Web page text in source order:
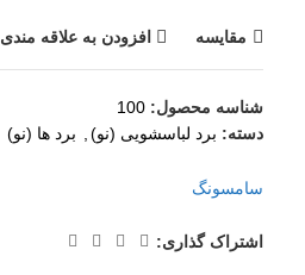
مقايسه افزودن به علاقه مندی
شناسه محصول: 100
دسته: برد لباسشویی (نو) برد ها (نو)
سامسونگ
اشتراک گذاری: